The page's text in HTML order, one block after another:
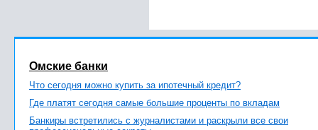
Омские банки
Что сегодня можно купить за ипотечный кредит?
Где платят сегодня самые большие проценты по вкладам
Банкиры встретились с журналистами и раскрыли все свои